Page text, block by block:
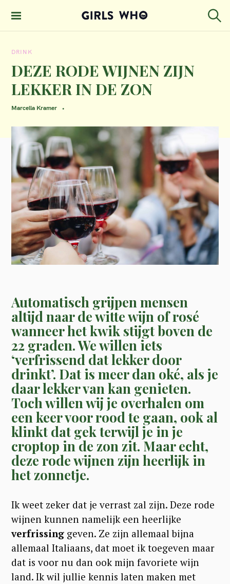
GIRLS WHO
DRINK
DEZE RODE WIJNEN ZIJN
LEKKER IN DE ZON
Marcella Kramer
Automatisch grijpen mensen
altijd naar de witte wijn of rosé
wanneer het kwik stijgt boven de
22 graden. We willen iets
‘verfrissend dat lekker door
drinkt’. Dat is meer dan oké, als je
daar lekker van kan genieten.
Toch willen wij je overhalen om
een keer voor rood te gaan, ook al
klinkt dat gek terwijl je in je
croptop in de zon zit. Maar echt,
deze rode wijnen zijn heerlijk in
het zonnetje.
Ik weet zeker dat je verrast zal zijn. Deze rode
wijnen kunnen namelijk een heerlijke
verfrissing geven. Ze zijn allemaal bijna
allemaal Italiaans, dat moet ik toegeven maar
dat is voor nu dan ook mijn favoriete wijn
land. Ik wil jullie kennis laten maken met